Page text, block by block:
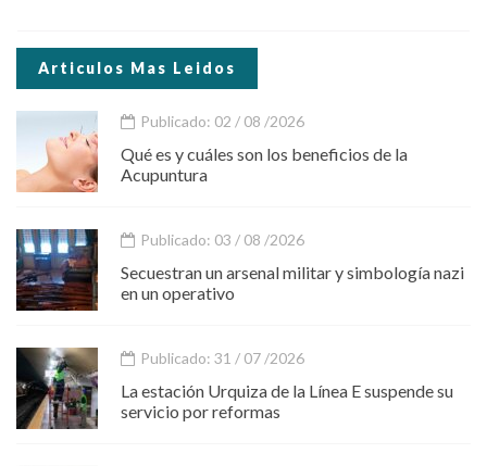
Articulos Mas Leidos
Publicado: 02 / 08 /2026
Qué es y cuáles son los beneficios de la
Acupuntura
Publicado: 03 / 08 /2026
Secuestran un arsenal militar y simbología nazi
en un operativo
Publicado: 31 / 07 /2026
La estación Urquiza de la Línea E suspende su
servicio por reformas